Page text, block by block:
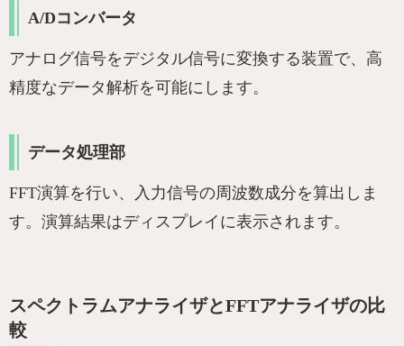
A/Dコンバータ
アナログ信号をデジタル信号に変換する装置で、高
精度なデータ解析を可能にします。
データ処理部
FFT演算を行い、入力信号の周波数成分を算出しま
す。演算結果はディスプレイに表示されます。
スペクトラムアナライザとFFTアナライザの比
較